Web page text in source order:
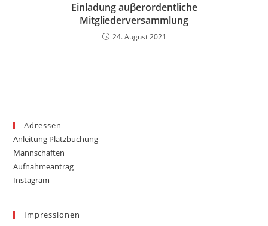
Einladung auβerordentliche
Mitgliederversammlung
24. August 2021
Adressen
Anleitung Platzbuchung
Mannschaften
Aufnahmeantrag
Instagram
Impressionen